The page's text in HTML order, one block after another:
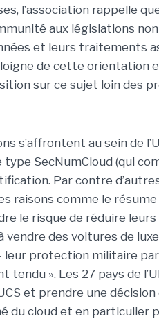
l’association rappelle
aux législations
et leurs traitements
de cette orientation
sur ce sujet loin des
s’affrontent au sein de
SecNumCloud (qui
Par contre
raisons comme le résume
le risque de réduire
des voitures de
protection militaire par
». Les 27 pays de
et prendre une
du cloud et en particulier